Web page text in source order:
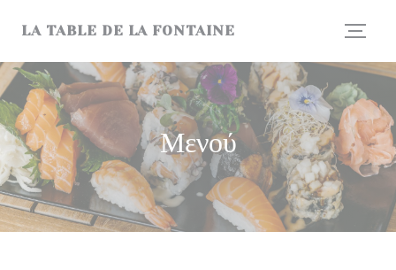
LA TABLE DE LA FONTAINE
Μενού